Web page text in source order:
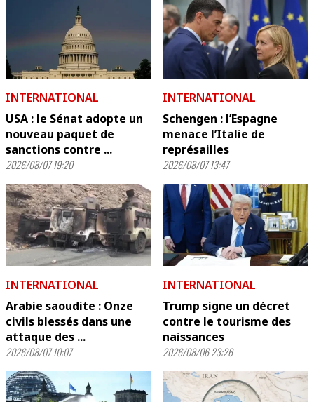
INTERNATIONAL
USA : le Sénat adopte un
nouveau paquet de
sanctions contre ...
2026/08/07 19:20
INTERNATIONAL
Schengen : l’Espagne
menace l’Italie de
représailles
2026/08/07 13:47
INTERNATIONAL
Arabie saoudite : Onze
civils blessés dans une
attaque des ...
2026/08/07 10:07
INTERNATIONAL
Trump signe un décret
contre le tourisme des
naissances
2026/08/06 23:26